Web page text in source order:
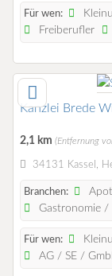
Für wen:
Freiberufler
Kanzlei Brede
2,1 km (Entfernung
34131 Kassel,
Branchen:
Gastronomie /
Für wen:
AG / SE /